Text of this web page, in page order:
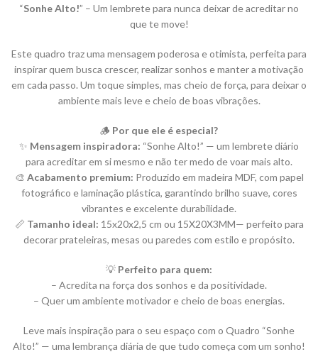
“Sonhe Alto!” – Um lembrete para nunca deixar de acreditar no
que te move!
Este quadro traz uma mensagem poderosa e otimista, perfeita para
inspirar quem busca crescer, realizar sonhos e manter a motivação
em cada passo. Um toque simples, mas cheio de força, para deixar o
ambiente mais leve e cheio de boas vibrações.
🪵 Por que ele é especial?
✨ Mensagem inspiradora: “Sonhe Alto!” — um lembrete diário
para acreditar em si mesmo e não ter medo de voar mais alto.
🎨 Acabamento premium: Produzido em madeira MDF, com papel
fotográfico e laminação plástica, garantindo brilho suave, cores
vibrantes e excelente durabilidade.
📏 Tamanho ideal: 15x20x2,5 cm ou 15X20X3MM— perfeito para
decorar prateleiras, mesas ou paredes com estilo e propósito.
💡 Perfeito para quem:
– Acredita na força dos sonhos e da positividade.
– Quer um ambiente motivador e cheio de boas energias.
Leve mais inspiração para o seu espaço com o Quadro “Sonhe
Alto!” — uma lembrança diária de que tudo começa com um sonho!